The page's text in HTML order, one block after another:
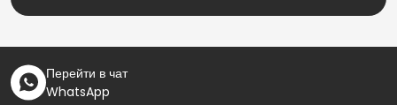
Перейти в чат
WhatsApp